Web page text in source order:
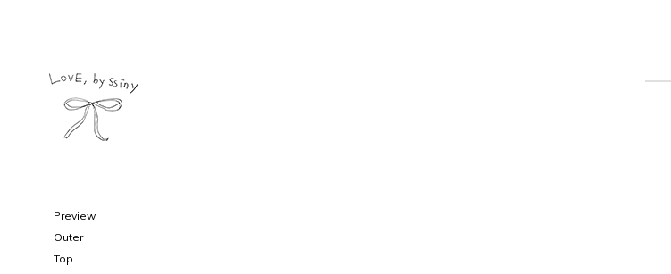
Preview
Outer
Top